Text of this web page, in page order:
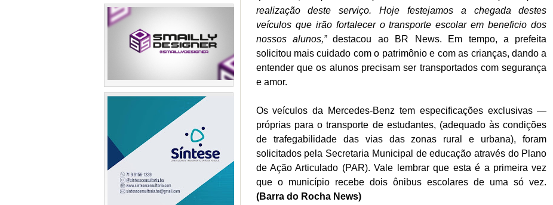
realização deste serviço. Hoje festejamos a chegada destes
veículos que irão fortalecer o transporte escolar em beneficio dos
nossos alunos,”destacou ao BR News. Em tempo, a prefeita
solicitou mais cuidado com o patrimônio e com as crianças, dando a
entender que os alunos precisam ser transportados com segurança
e amor.
Os veículos da Mercedes-Benz tem especificações exclusivas —
próprias para o transporte de estudantes, (adequado às condições
de trafegabilidade das vias das zonas rural e urbana), foram
solicitados pela Secretaria Municipal de educação através do Plano
de Ação Articulado (PAR). Vale lembrar que esta é a primeira vez
que o município recebe dois ônibus escolares de uma só vez.
(Barra do Rocha News)